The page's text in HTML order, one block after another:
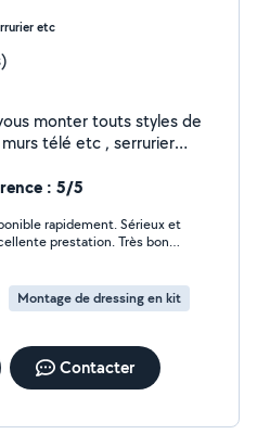
etc
monter touts styles de
télé etc , serrurier
: 5/5
rapidement. Sérieux et
prestation. Très bon
Montage de dressing en kit
Contacter